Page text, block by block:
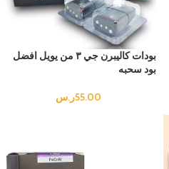
بودات كاليبرن جي ٣ من يويل افضل
بود سحبه
55.00ر.س